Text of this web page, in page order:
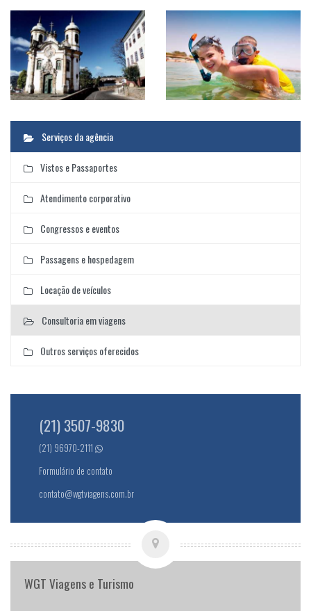
Serviços da agência
Vistos e Passaportes
Atendimento corporativo
Congressos e eventos
Passagens e hospedagem
Locação de veículos
Consultoria em viagens
Outros serviços oferecidos
(21) 3507-9830
(21) 96970-2111
Formulário de contato
contato@wgtviagens.com.br
WGT Viagens e Turismo